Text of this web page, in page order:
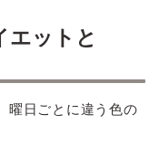
エットと
曜日ごとに違う色の